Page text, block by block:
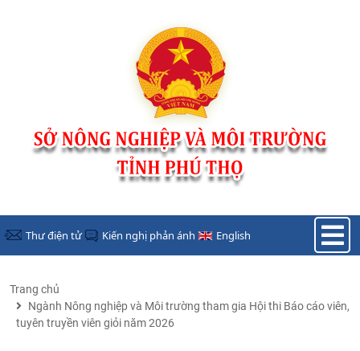
Thư điện tử Kiến nghị phản ánh English
Trang chủ
Ngành Nông nghiệp và Môi trường tham gia Hội thi Báo cáo viên,
tuyên truyền viên giỏi năm 2026